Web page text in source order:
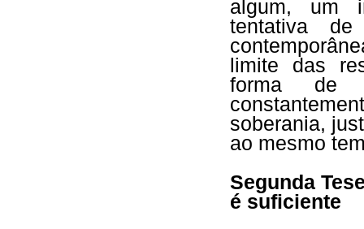
algum, um
tentativa
limite das
forma de
soberania,
ao mesmo
Segunda
é suficiente